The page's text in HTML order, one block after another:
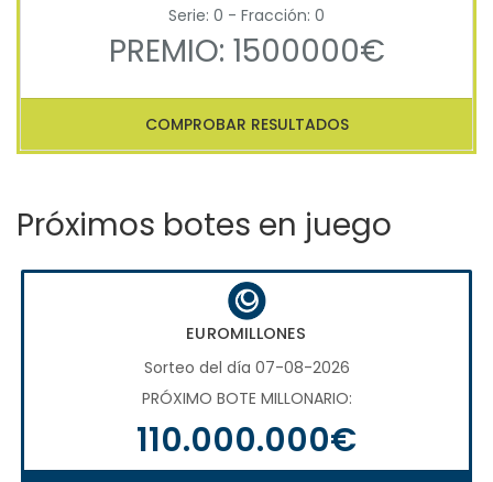
Serie: 0 - Fracción: 0
PREMIO: 1500000€
COMPROBAR RESULTADOS
Próximos botes en juego
EUROMILLONES
Sorteo del día 07-08-2026
PRÓXIMO BOTE MILLONARIO:
110.000.000€